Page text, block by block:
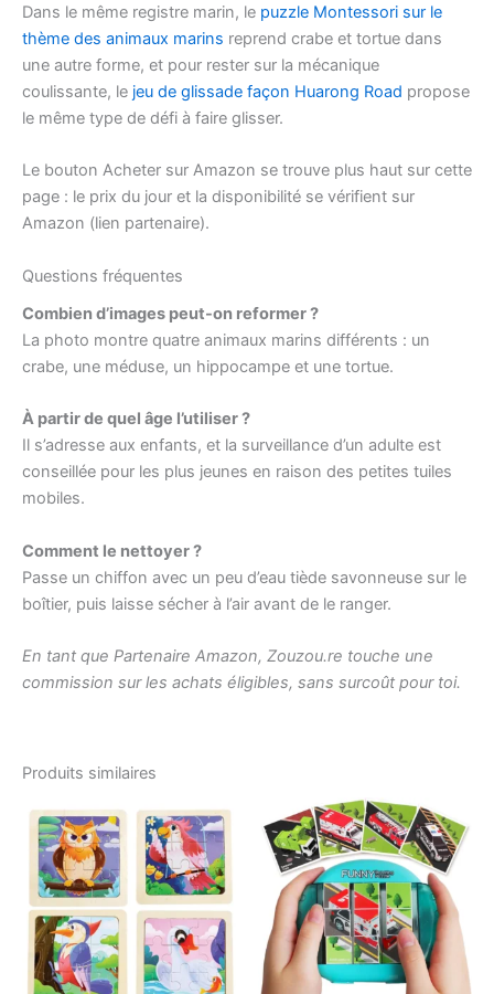
Dans le même registre marin, le puzzle Montessori sur le
thème des animaux marins reprend crabe et tortue dans
une autre forme, et pour rester sur la mécanique
coulissante, le jeu de glissade façon Huarong Road propose
le même type de défi à faire glisser.
Le bouton Acheter sur Amazon se trouve plus haut sur cette
page : le prix du jour et la disponibilité se vérifient sur
Amazon (lien partenaire).
Questions fréquentes
Combien d’images peut-on reformer ?
La photo montre quatre animaux marins différents : un
crabe, une méduse, un hippocampe et une tortue.
À partir de quel âge l’utiliser ?
Il s’adresse aux enfants, et la surveillance d’un adulte est
conseillée pour les plus jeunes en raison des petites tuiles
mobiles.
Comment le nettoyer ?
Passe un chiffon avec un peu d’eau tiède savonneuse sur le
boîtier, puis laisse sécher à l’air avant de le ranger.
En tant que Partenaire Amazon, Zouzou.re touche une
commission sur les achats éligibles, sans surcoût pour toi.
Produits similaires